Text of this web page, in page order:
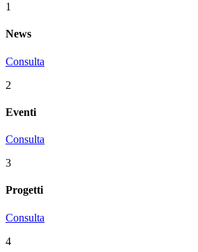
1
News
Consulta
2
Eventi
Consulta
3
Progetti
Consulta
4